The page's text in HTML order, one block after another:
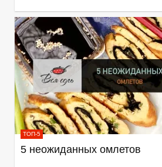
ТОП-5
5 неожиданных омлетов